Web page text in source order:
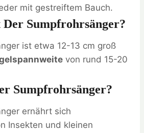
mit gestreiftem Bauch.
Sumpfrohrsänger?
ist etwa 12-13 cm groß
von rund 15-20
Sumpfrohrsänger?
ernährt sich
Insekten und kleinen